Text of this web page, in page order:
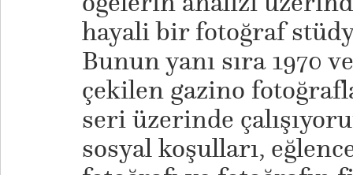
hayali bir fotoğraf
Bunun yanı sıra 1970
çekilen gazino
seri üzerinde
sosyal koşulları,